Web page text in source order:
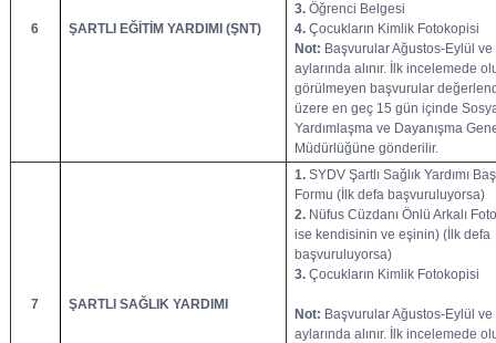
6 ŞARTLI EĞİTİM YARDIMI (ŞNT)
3.Öğrenci Belgesi
4.Çocukların Kimlik Fotokopisi
Not: Başvurular Ağustos-Eylül ve
aylarında alınır. İlk incelemede
görülmeyen başvurular
üzere en geç 15 gün içinde
Yardımlaşma ve Dayanışma
Müdürlüğüne gönderilir.
7 ŞARTLI SAĞLIK YARDIMI
1.SYDV Şartlı Sağlık Yardımı
Formu (İlk defa başvuruluyorsa)
2. Nüfus Cüzdanı Önlü Arkalı
ise kendisinin ve eşinin) (İlk defa
başvuruluyorsa)
3.Çocukların Kimlik Fotokopisi
Not: Başvurular Ağustos-Eylül ve
aylarında alınır. İlk incelemede